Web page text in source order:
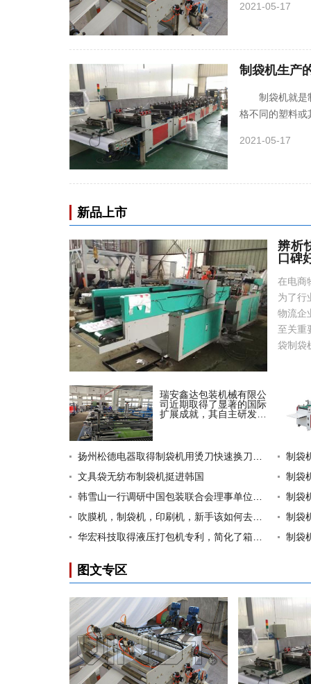
2021-05-17
制袋机生产
制袋机就是制
格不同的塑料或
2021-05-17
新品上市
辨析
口碑
在电商
为了行
物流企
至关重
袋制袋
瑞安鑫达包装机械有限公
司近期取得了显著的国际
扩展成就，其自主研发的
文具袋无纺布制袋机挺进韩国
制袋
制袋
制袋
图文专区